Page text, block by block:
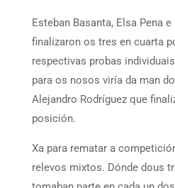
Esteban Basanta, Elsa Pena
finalizaron os tres en cuarta
respectivas probas
para os nosos viría da man
Alejandro Rodríguez que
posición.
Xa para rematar a
relevos mixtos. Dónde dous